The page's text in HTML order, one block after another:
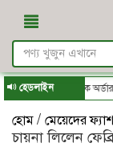
হেডলাইন- থেকে অর্ডার করে
হোম / মেয়েদের
চায়না লিলেন